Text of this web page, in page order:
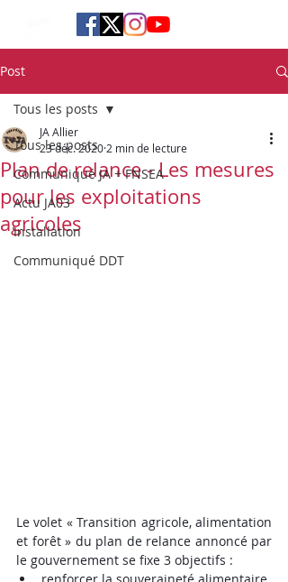
Post
Tous les posts
Communiqué JA + FNSEA
Actu JA03
Installation
Communiqué DDT
Tous les posts
Plan de relance - Les mesures
pour les exploitations
agricoles
JA Allier
23 déc. 2020 2 min de lecture
Le volet « Transition agricole, alimentation
et forêt » du plan de relance annoncé par
le gouvernement se fixe 3 objectifs :